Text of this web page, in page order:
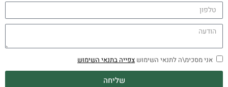
אני מסכימ\ה לתנאי השימוש צפייה בתנאי השימוש
שליחה